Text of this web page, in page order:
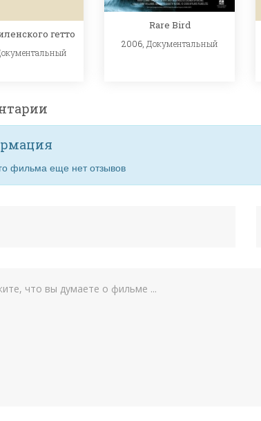
гетто
Rare Bird
2006, Документальный
фильма еще нет отзывов